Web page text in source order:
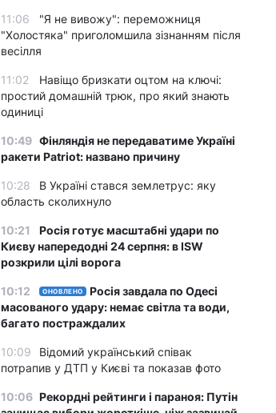
11:06
"Я не вивожу": переможниця
"Холостяка" приголомшила зізнанням після
весілля
11:02
Навіщо бризкати оцтом на ключі:
простий домашній трюк, про який знають
одиниці
10:49 Фінляндія не передаватиме Україні
ракети Patriot: названо причину
10:28
В Україні стався землетрус: яку
область сколихнуло
10:21
Росія готує масштабні удари по
Києву напередодні 24 серпня: в ISW
розкрили цілі ворога
10:12 ОНОВЛЕНО
Росія завдала по Одесі
масованого удару: немає світла та води,
багато постраждалих
10:09
Відомий український співак
потрапив у ДТП у Києві та показав фото
10:06 Рекордні рейтинги і параноя: Путін